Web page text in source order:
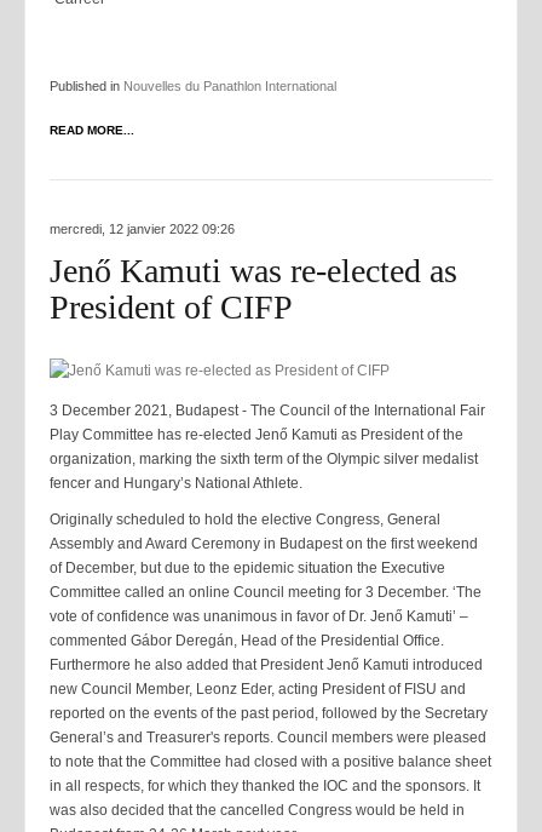
Published in Nouvelles du Panathlon International
READ MORE...
mercredi, 12 janvier 2022 09:26
Jenő Kamuti was re-elected as
President of CIFP
3 December 2021, Budapest - The Council of the International Fair
Play Committee has re-elected Jenő Kamuti as President of the
organization, marking the sixth term of the Olympic silver medalist
fencer and Hungary’s National Athlete.
Originally scheduled to hold the elective Congress, General
Assembly and Award Ceremony in Budapest on the first weekend
of December, but due to the epidemic situation the Executive
Committee called an online Council meeting for 3 December. ‘The
vote of confidence was unanimous in favor of Dr. Jenő Kamuti’ –
commented Gábor Deregán, Head of the Presidential Office.
Furthermore he also added that President Jenő Kamuti introduced
new Council Member, Leonz Eder, acting President of FISU and
reported on the events of the past period, followed by the Secretary
General’s and Treasurer's reports. Council members were pleased
to note that the Committee had closed with a positive balance sheet
in all respects, for which they thanked the IOC and the sponsors. It
was also decided that the cancelled Congress would be held in